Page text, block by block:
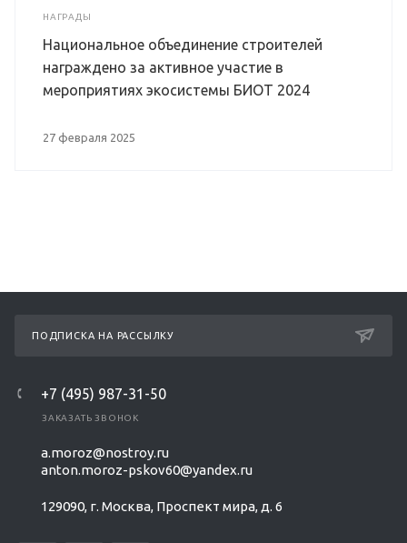
НАГРАДЫ
Национальное объединение строителей
награждено за активное участие в
мероприятиях экосистемы БИОТ 2024
27 февраля 2025
ПОДПИСКА НА РАССЫЛКУ
+7 (495) 987-31-50
ЗАКАЗАТЬ ЗВОНОК
a.moroz@nostroy.ru
anton.moroz-pskov60@yandex.ru
129090, г. Москва, Проспект мира, д. 6